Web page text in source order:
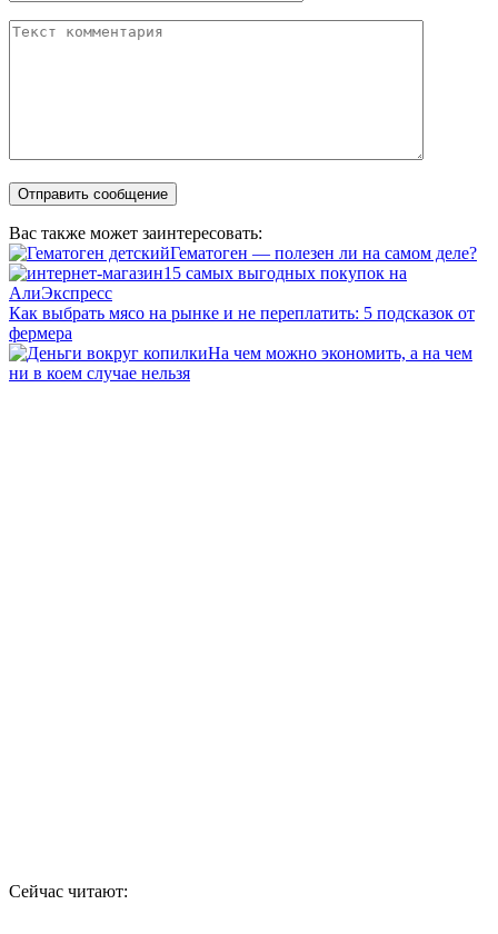
Вас также может заинтересовать:
Гематоген — полезен ли на самом деле?
15 самых выгодных покупок на
АлиЭкспресс
Как выбрать мясо на рынке и не переплатить: 5 подсказок от
фермера
На чем можно экономить, а на чем
ни в коем случае нельзя
Сейчас читают: